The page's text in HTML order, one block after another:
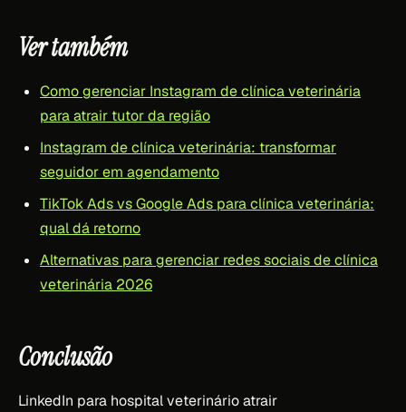
Ver também
Como gerenciar Instagram de clínica veterinária
para atrair tutor da região
Instagram de clínica veterinária: transformar
seguidor em agendamento
TikTok Ads vs Google Ads para clínica veterinária:
qual dá retorno
Alternativas para gerenciar redes sociais de clínica
veterinária 2026
Conclusão
LinkedIn para hospital veterinário atrair